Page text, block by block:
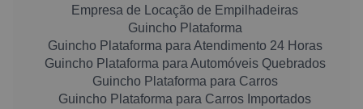
Empresa de Locação de Empilhadeiras
Guincho Plataforma
Guincho Plataforma para Atendimento 24 Horas
Guincho Plataforma para Automóveis Quebrados
Guincho Plataforma para Carros
Guincho Plataforma para Carros Importados